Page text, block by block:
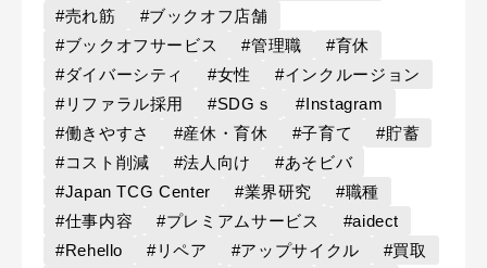
#売れ筋
#ブックオフ店舗
#ブックオフサービス
#管理職
#育休
#ダイバーシティ
#女性
#インクルージョン
#リファラル採用
#SDGｓ
#Instagram
#働きやすさ
#産休・育休 #子育て
#貯蓄
#コスト削減
#法人向け
#あそビバ
#Japan TCG Center
#業界研究
#職種
#仕事内容
#プレミアムサービス
#aidect
#Rehello
#リペア #アップサイクル
#買取